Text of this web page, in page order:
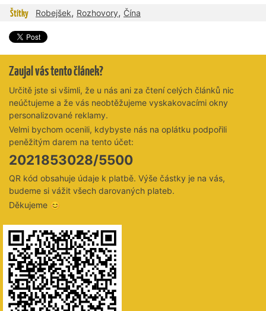
Štítky Robejšek, Rozhovory, Čína
Zaujal vás tento článek?
Určitě jste si všimli, že u nás ani za čtení celých článků nic
neúčtujeme a že vás neobtěžujeme vyskakovacími okny
personalizované reklamy.
Velmi bychom ocenili, kdybyste nás na oplátku podpořili
peněžitým darem na tento účet:
2021853028/5500
QR kód obsahuje údaje k platbě. Výše částky je na vás,
budeme si vážit všech darovaných plateb.
Děkujeme 😊